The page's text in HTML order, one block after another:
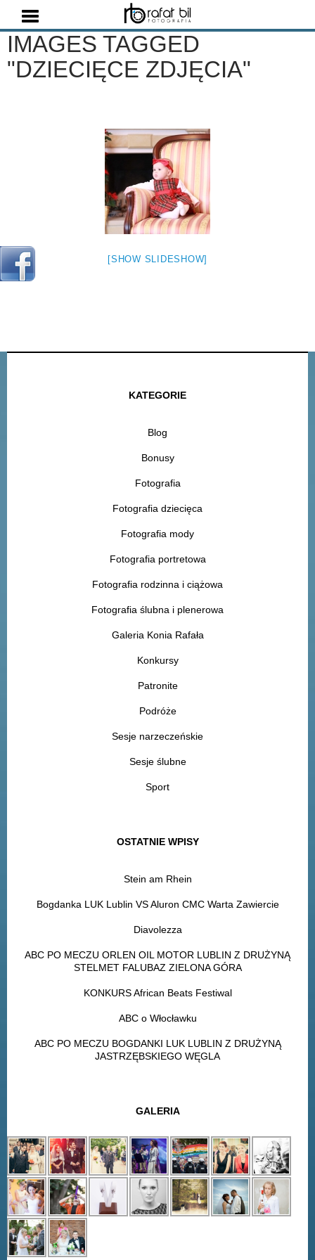
IMAGES TAGGED
"DZIECIĘCE ZDJĘCIA"
[SHOW SLIDESHOW]
KATEGORIE
Blog
Bonusy
Fotografia
Fotografia dziecięca
Fotografia mody
Fotografia portretowa
Fotografia rodzinna i ciążowa
Fotografia ślubna i plenerowa
Galeria Konia Rafała
Konkursy
Patronite
Podróże
Sesje narzeczeńskie
Sesje ślubne
Sport
OSTATNIE WPISY
Stein am Rhein
Bogdanka LUK Lublin VS Aluron CMC Warta Zawiercie
Diavolezza
ABC PO MECZU ORLEN OIL MOTOR LUBLIN Z DRUŻYNĄ
STELMET FALUBAZ ZIELONA GÓRA
KONKURS African Beats Festiwal
ABC o Włocławku
ABC PO MECZU BOGDANKI LUK LUBLIN Z DRUŻYNĄ
JASTRZĘBSKIEGO WĘGLA
GALERIA